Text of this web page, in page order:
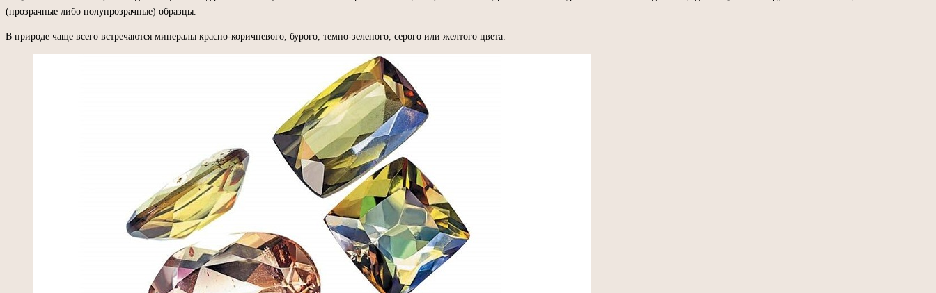
(прозрачные либо полупрозрачные) образцы.
В природе чаще всего встречаются минералы красно-коричневого, бурого, темно-зеленого, серого или желтого цвета.